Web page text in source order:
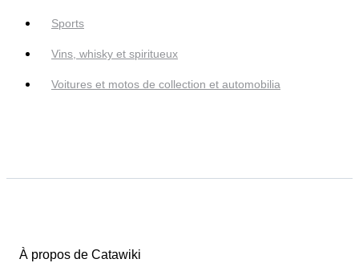
Sports
Vins, whisky et spiritueux
Voitures et motos de collection et automobilia
À propos de Catawiki